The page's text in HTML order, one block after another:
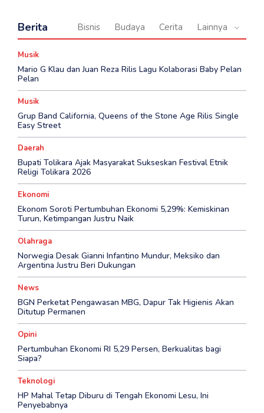
Berita Bisnis Budaya Cerita Lainnya
Musik
Mario G Klau dan Juan Reza Rilis Lagu Kolaborasi Baby Pelan
Pelan
Musik
Grup Band California, Queens of the Stone Age Rilis Single
Easy Street
Daerah
Bupati Tolikara Ajak Masyarakat Sukseskan Festival Etnik
Religi Tolikara 2026
Ekonomi
Ekonom Soroti Pertumbuhan Ekonomi 5,29%: Kemiskinan
Turun, Ketimpangan Justru Naik
Olahraga
Norwegia Desak Gianni Infantino Mundur, Meksiko dan
Argentina Justru Beri Dukungan
News
BGN Perketat Pengawasan MBG, Dapur Tak Higienis Akan
Ditutup Permanen
Opini
Pertumbuhan Ekonomi RI 5,29 Persen, Berkualitas bagi
Siapa?
Teknologi
HP Mahal Tetap Diburu di Tengah Ekonomi Lesu, Ini
Penyebabnya